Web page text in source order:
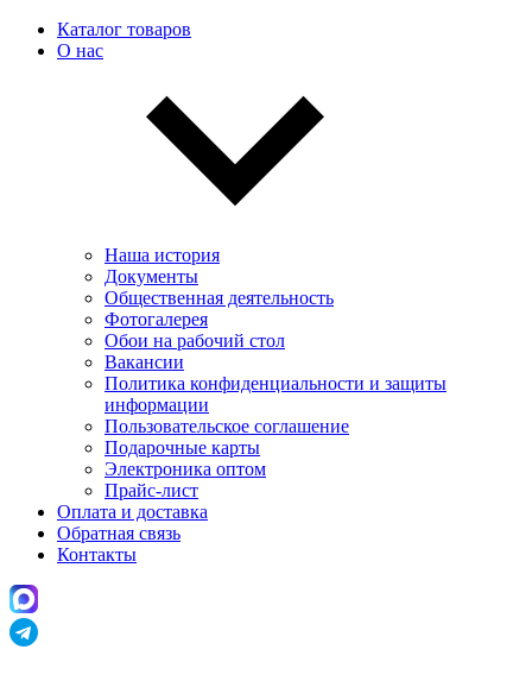
Каталог товаров
О нас
Наша история
Документы
Общественная деятельность
Фотогалерея
Обои на рабочий стол
Вакансии
Политика конфиденциальности и защиты
информации
Пользовательскоe соглашение
Подарочные карты
Электроника оптом
Прайс-лист
Оплата и доставка
Обратная связь
Контакты